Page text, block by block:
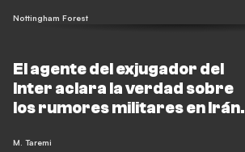
Nottingham Forest
El agente del exjugador del
Inter aclara la verdad sobre
los rumores militares en Irán.
M. Taremi